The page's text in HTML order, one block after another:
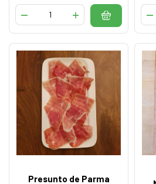
Presunto de Parma